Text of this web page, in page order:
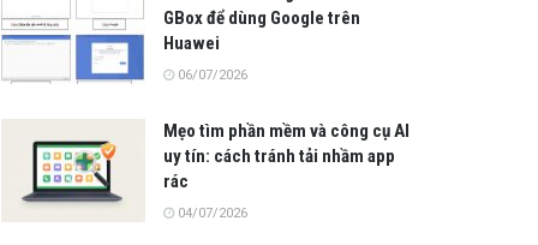
GBox để dùng Google trên
Huawei
06/07/2026
Mẹo tìm phần mềm và công cụ AI
uy tín: cách tránh tải nhầm app
rác
04/07/2026